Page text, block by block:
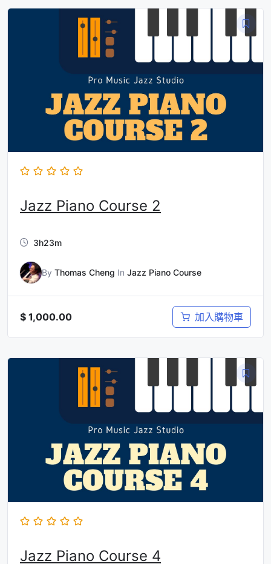
Jazz Piano Course 2
3h23m
By Thomas Cheng In Jazz Piano Course
$ 1,000.00 加入購物車
Jazz Piano Course 4